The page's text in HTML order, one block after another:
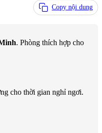
Copy nội dung
. Phòng thích hợp cho
cho thời gian nghỉ ngơi.